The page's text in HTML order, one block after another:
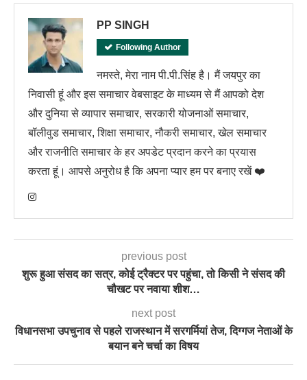
PP SINGH
Following Author
नमस्ते, मेरा नाम पी.पी.सिंह है। मैं जयपुर का
निवासी हूं और इस समाचार वेबसाइट के माध्यम से मैं आपको देश
और दुनिया से व्यापार समाचार, सरकारी योजनाओं समाचार,
बॉलीवुड समाचार, शिक्षा समाचार, नौकरी समाचार, खेल समाचार
और राजनीति समाचार के हर अपडेट प्रदान करने का प्रयास
करता हूं। आपसे अनुरोध है कि अपना प्यार हम पर बनाए रखें ❤️
previous post
शुरू हुआ संसद का सत्र, कोई ट्रैक्टर पर पहुंचा, तो किसी ने संसद की
चौखट पर नवाया शीश…
next post
विधानसभा उपचुनाव से पहले राजस्थान में सरगर्मियां तेज, दिग्गज नेताओं के
बयान बने चर्चा का विषय